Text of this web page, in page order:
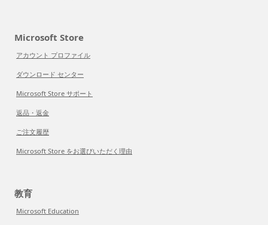
Microsoft Store
アカウント プロファイル
ダウンロード センター
Microsoft Store サポート
返品・返金
ご注文履歴
Microsoft Store をお選びいただく理由
教育
Microsoft Education